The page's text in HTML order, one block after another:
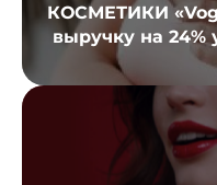
КОСМЕТИКИ
выручку на 24%